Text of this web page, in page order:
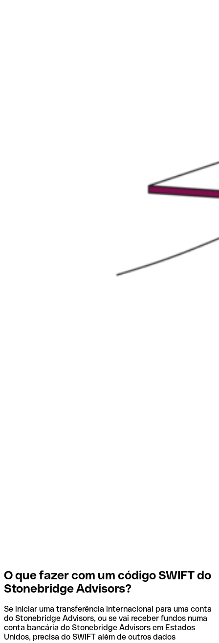
O que fazer com um código SWIFT do
Stonebridge Advisors?
Se iniciar uma transferência internacional para uma conta
do Stonebridge Advisors, ou se vai receber fundos numa
conta bancária do Stonebridge Advisors em Estados
Unidos, precisa do SWIFT além de outros dados